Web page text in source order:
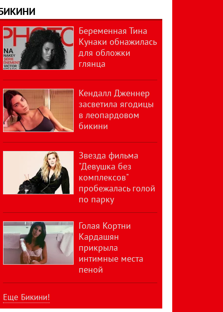
Беременная Тина
Кунаки обнажилась
для обложки
глянца
Кендалл Дженнер
засветила ягодицы
в леопардовом
бикини
Звезда фильма
"Девушка без
комплексов"
пробежалась голой
по парку
Голая Кортни
Кардашян
прикрыла
интимные места
пеной
Еще Бикини!